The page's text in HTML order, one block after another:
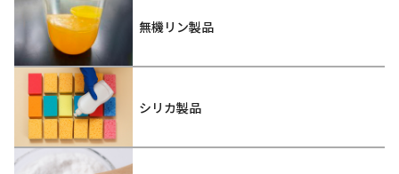
無機リン製品
シリカ製品